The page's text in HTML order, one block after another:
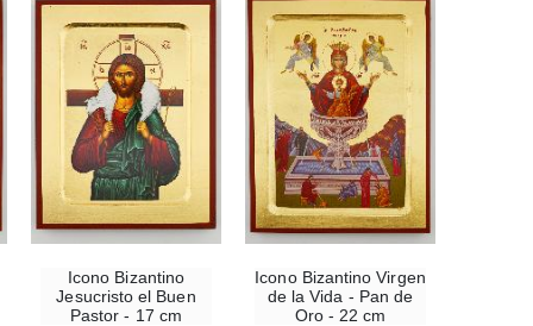
Icono Bizantino
Jesucristo el Buen
Pastor - 17 cm
Icono Bizantino Virgen
de la Vida - Pan de
Oro - 22 cm
€21.90
€12.90